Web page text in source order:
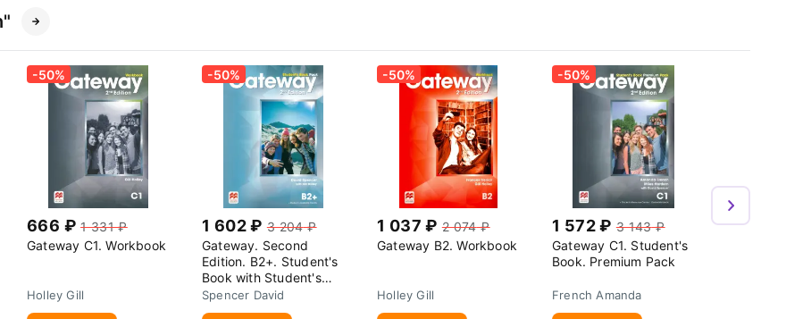
-50%
666
1 331
Gateway C1. Workbook
Holley Gill
-50%
1 602
3 204
Gateway. Second
Edition. B2+. Student's
Book with Student's
Resource Centre
Spencer David
-50%
1 037
2 074
Gateway B2. Workbook
Holley Gill
-50%
1 572
3 143
Gateway C1. Student's
Book. Premium Pack
French Amanda